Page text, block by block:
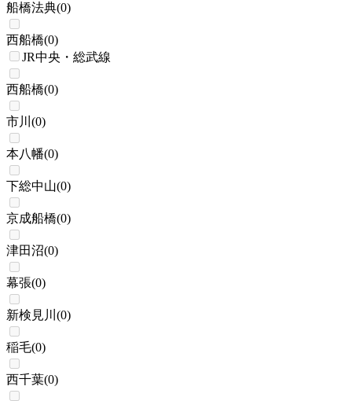
船橋法典(0)
西船橋(0)
JR中央・総武線
西船橋(0)
市川 (0)
本八幡(0)
下総中山(0)
京成船橋(0)
津田沼(0)
幕張(0)
新検見川 (0)
稲毛(0)
西千葉(0)